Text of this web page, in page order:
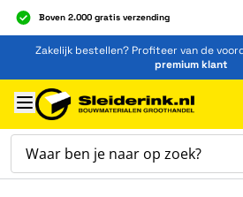
Boven 2.000 gratis verzending
Al 40 jaar dé specialist
Alles onder één dak
Ga naar de inhoud
Zakelijk bestellen? Profiteer van de
premium klant
Ga naar hoofdinhoud